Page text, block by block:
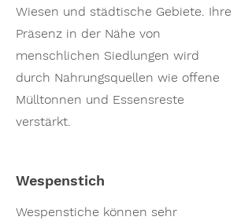
Wiesen und städtische Gebiete. Ihre
Präsenz in der Nähe von
menschlichen Siedlungen wird
durch Nahrungsquellen wie offene
Mülltonnen und Essensreste
verstärkt.
Wespenstich
Wespenstiche können sehr